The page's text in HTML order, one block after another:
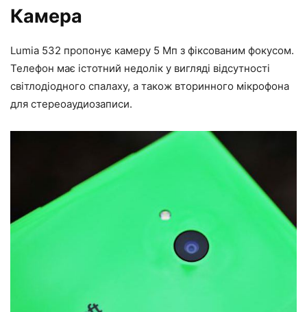
Камера
Lumia 532 пропонує камеру 5 Мп з фіксованим фокусом.
Телефон має істотний недолік у вигляді відсутності
світлодіодного спалаху, а також вторинного мікрофона
для стереоаудиозаписи.